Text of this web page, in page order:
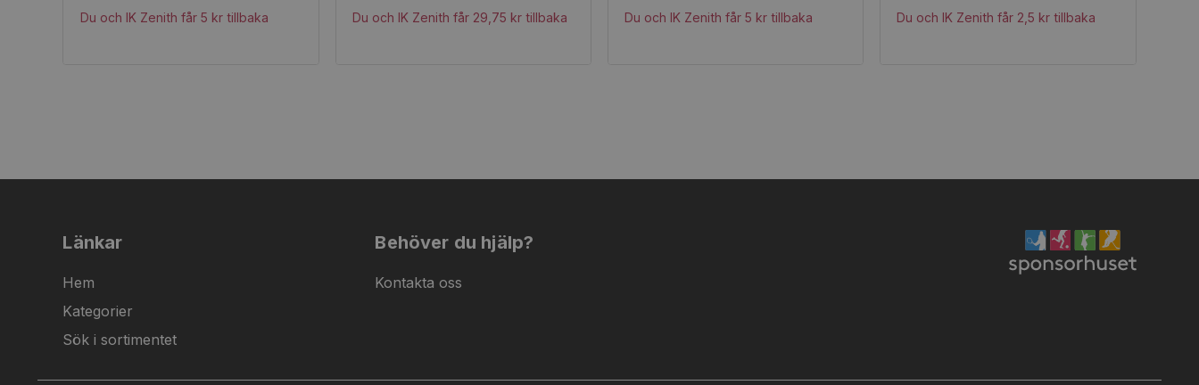
Du och IK Zenith får 5 kr tillbaka
Du och IK Zenith får 29,75 kr tillbaka
Du och IK Zenith får 5 kr tillbaka
Du och IK Zenith får 2,5 kr tillbaka
Länkar
Hem
Kategorier
Sök i sortimentet
Behöver du hjälp?
Kontakta oss